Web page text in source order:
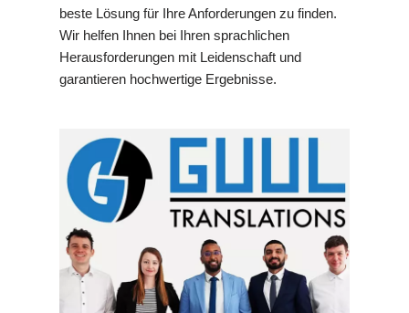
beste Lösung für Ihre Anforderungen zu finden.
Wir helfen Ihnen bei Ihren sprachlichen
Herausforderungen mit Leidenschaft und
garantieren hochwertige Ergebnisse.